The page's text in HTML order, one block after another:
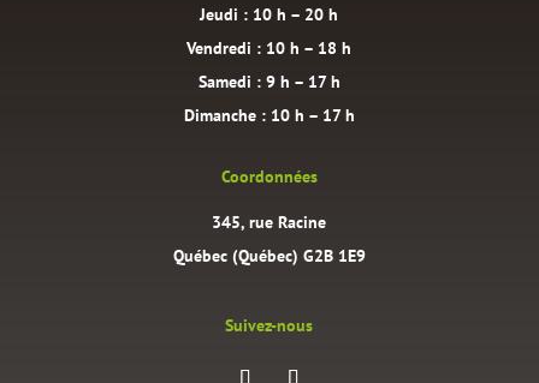
Jeudi : 10 h – 20 h
Vendredi : 10 h – 18 h
Samedi : 9 h – 17 h
Dimanche : 10 h – 17 h
Coordonnées
345, rue Racine
Québec (Québec) G2B 1E9
Suivez-nous